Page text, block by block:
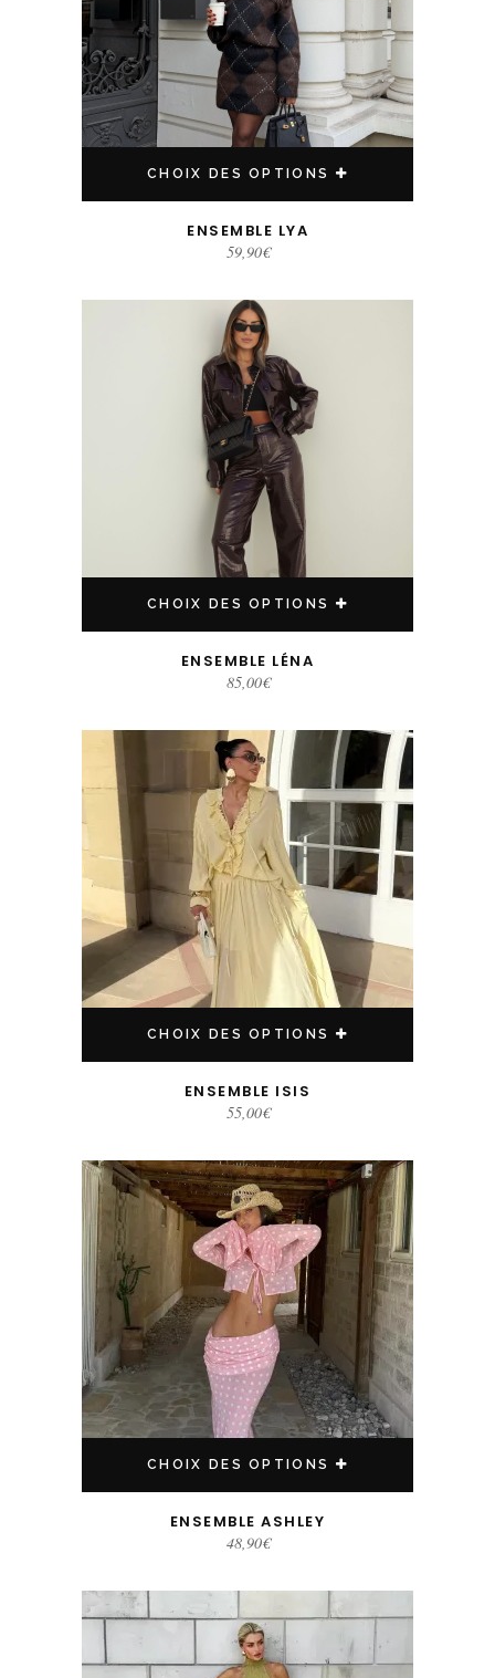
CHOIX DES OPTIONS
ENSEMBLE LYA
59,90€
CHOIX DES OPTIONS
Ce produit a plusieurs variations. Les options peuvent être choisies sur la page du produit
ENSEMBLE LÉNA
85,00€
CHOIX DES OPTIONS
Ce produit a plusieurs variations. Les options peuvent être choisies sur la page du produit
ENSEMBLE ISIS
55,00€
CHOIX DES OPTIONS
Ce produit a plusieurs variations. Les options peuvent être choisies sur la page du produit
ENSEMBLE ASHLEY
48,90€
Ce produit a plusieurs variations. Les options peuvent être choisies sur la page du produit